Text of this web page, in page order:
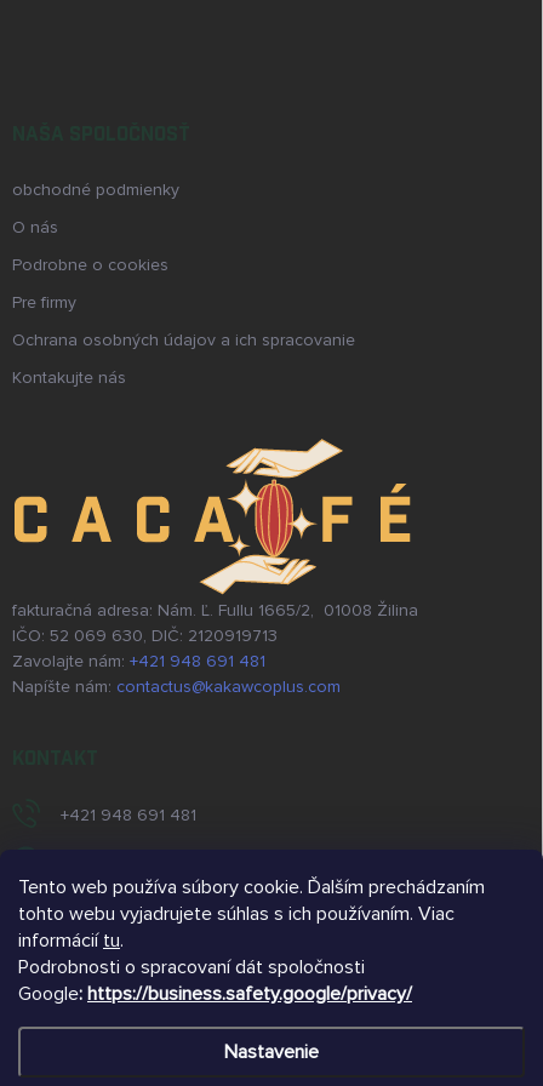
Tento web používa súbory cookie. Ďalším prechádzaním
tohto webu vyjadrujete súhlas s ich používaním. Viac
informácií tu.
Podrobnosti o spracovaní dát spoločnosti
Google: https://business.safety.google/privacy/
Nastavenie
obchodné podmienky
O nás
Podrobne o cookies
Pre firmy
Ochrana osobných údajov a ich spracovanie
Kontakujte nás
fakturačná adresa: Nám. Ľ. Fullu 1665/2, 01008 Žilina
IČO: 52 069 630, DIČ: 2120919713
Zavolajte nám: +421 948 691 481
Napíšte nám: contactus@kakawcoplus.com
+421 948 691 481
/kakawcoplus/
https://www.youtube.com/@kakawcoplus
@kakawco